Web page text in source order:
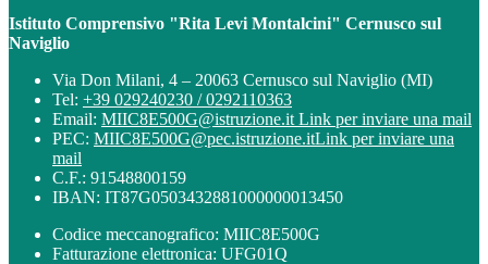
Istituto Comprensivo "Rita Levi Montalcini" Cernusco sul
Naviglio
Via Don Milani, 4 – 20063 Cernusco sul Naviglio (MI)
Tel: +39 029240230 / 0292110363
Email: MIIC8E500G@istruzione.it Link per inviare una mail
PEC: MIIC8E500G@pec.istruzione.itLink per inviare una
mail
C.F.: 91548800159
IBAN: IT87G0503432881000000013450
Codice meccanografico: MIIC8E500G
Fatturazione elettronica: UFG01Q